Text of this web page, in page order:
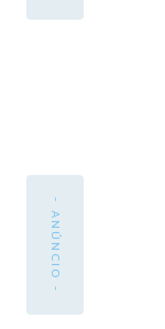
- ANÚNCIO -